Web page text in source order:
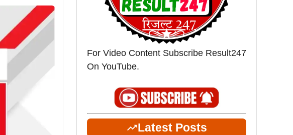
For Video Content Subscribe Result247
On YouTube.
Latest Posts